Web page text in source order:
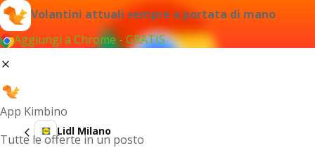
Volantini attuali sempre a portata di mano
Aggiungi a Chrome - GRATIS
App Kimbino
Tutte le offerte in un posto
Lidl Milano